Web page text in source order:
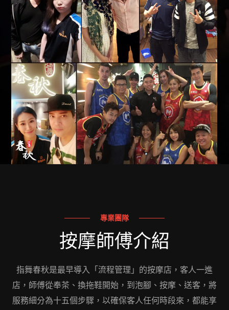
專業團隊
按摩師傅介紹
指舞春秋是最早導入「流程管理」的按摩店，客人一進
店，師傅從奉茶、換拖鞋開始，到泡腳、按摩、送客，將
服務細分為十五個步驟，以確保客人任何時段來，都能享